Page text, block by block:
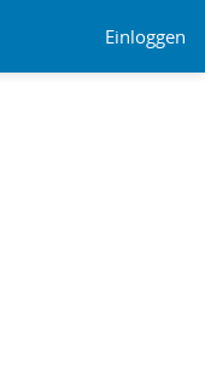
Einloggen